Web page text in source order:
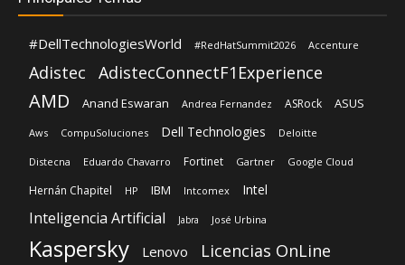
#DellTechnologiesWorld #RedHatSummit2026 Accenture
Adistec AdistecConnectF1Experience
AMD Anand Eswaran Andrea Fernandez ASRock ASUS
Aws CompuSoluciones Dell Technologies Deloitte
Distecna Eduardo Chavarro Fortinet Gartner Google Cloud
Hernán Chapitel HP IBM Intcomex Intel
Inteligencia Artificial Jabra José Urbina
Kaspersky Lenovo Licencias OnLine